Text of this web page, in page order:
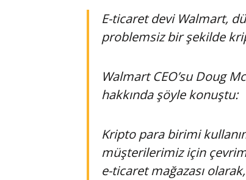
E-ticaret devi Walmart,
problemsiz bir şekilde
Walmart CEO’su Doug
hakkında şöyle konuştu:
Kripto para birimi
müşterilerimiz için
e-ticaret mağazası